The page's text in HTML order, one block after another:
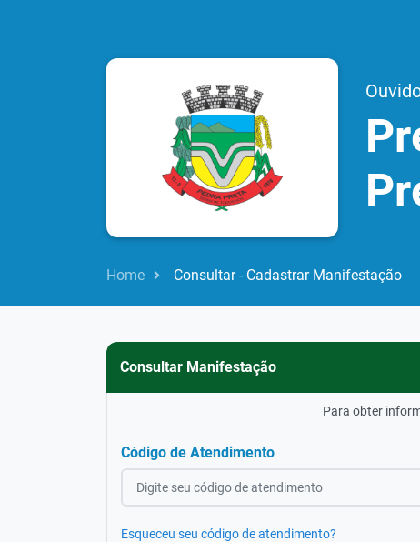
Home Consultar - Cadastrar Manifestação
Consultar Manifestação
Para obter
Código de Atendimento
Esqueceu seu código de atendimento?